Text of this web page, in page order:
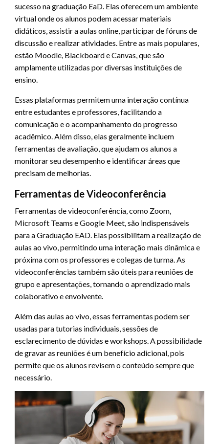
sucesso na graduação EaD. Elas oferecem um ambiente
virtual onde os alunos podem acessar materiais
didáticos, assistir a aulas online, participar de fóruns de
discussão e realizar atividades. Entre as mais populares,
estão Moodle, Blackboard e Canvas, que são
amplamente utilizadas por diversas instituições de
ensino.
Essas plataformas permitem uma interação contínua
entre estudantes e professores, facilitando a
comunicação e o acompanhamento do progresso
acadêmico. Além disso, elas geralmente incluem
ferramentas de avaliação, que ajudam os alunos a
monitorar seu desempenho e identificar áreas que
precisam de melhorias.
Ferramentas de Videoconferência
Ferramentas de videoconferência, como Zoom,
Microsoft Teams e Google Meet, são indispensáveis
para a Graduação EAD. Elas possibilitam a realização de
aulas ao vivo, permitindo uma interação mais dinâmica e
próxima com os professores e colegas de turma. As
videoconferências também são úteis para reuniões de
grupo e apresentações, tornando o aprendizado mais
colaborativo e envolvente.
Além das aulas ao vivo, essas ferramentas podem ser
usadas para tutorias individuais, sessões de
esclarecimento de dúvidas e workshops. A possibilidade
de gravar as reuniões é um benefício adicional, pois
permite que os alunos revisem o conteúdo sempre que
necessário.